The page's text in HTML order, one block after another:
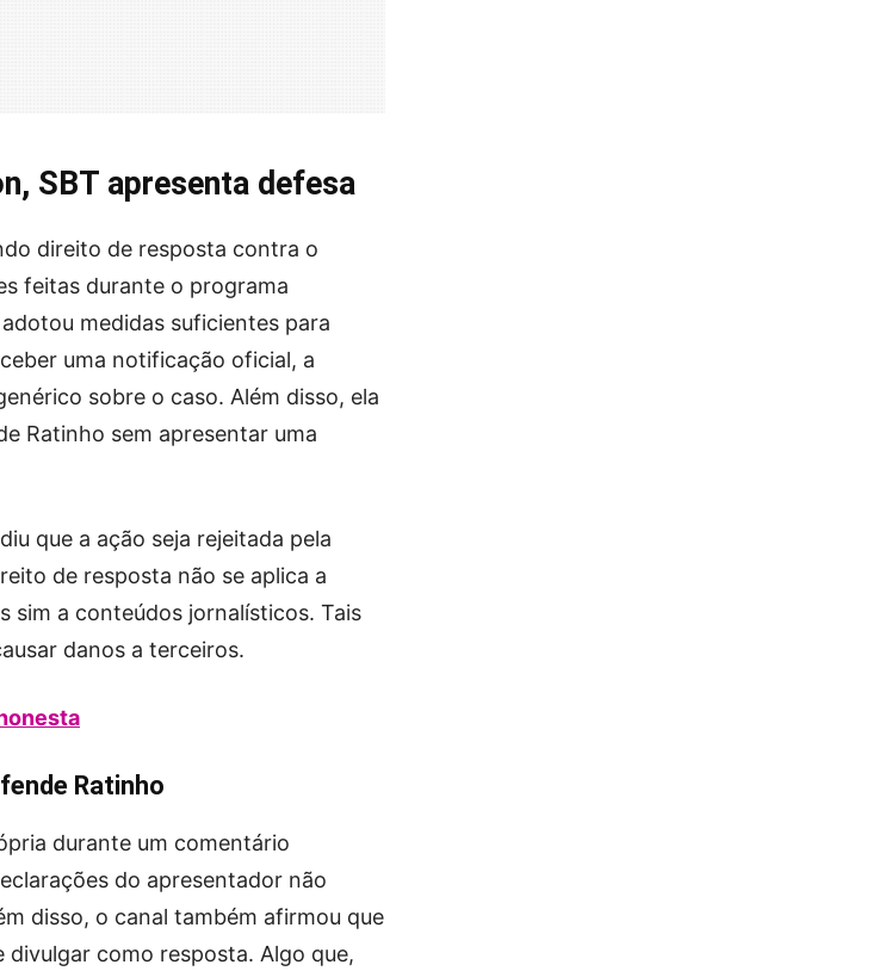
SBT apresenta defesa
direito de resposta contra o
feitas durante o programa
medidas suficientes para
uma notificação oficial, a
sobre o caso. Além disso, ela
Ratinho sem apresentar uma
que a ação seja rejeitada pela
de resposta não se aplica a
sim a conteúdos jornalísticos. Tais
danos a terceiros.
Ratinho
durante um comentário
do apresentador não
disso, o canal também afirmou que
como resposta. Algo que,